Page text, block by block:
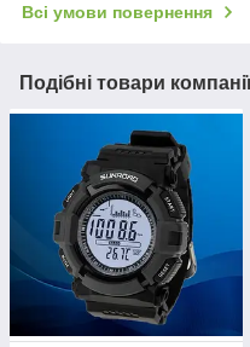
Всі умови повернення
Подібні товари